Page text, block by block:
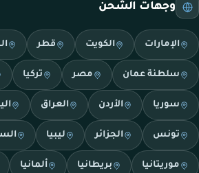
وجهات الشحن
الإمارات الكويت قطر
سلطنة عمان مصر تركيا
سوريا الأردن العراق
تونس الجزائر ليبيا
موريتانيا بريطانيا ألمانيا